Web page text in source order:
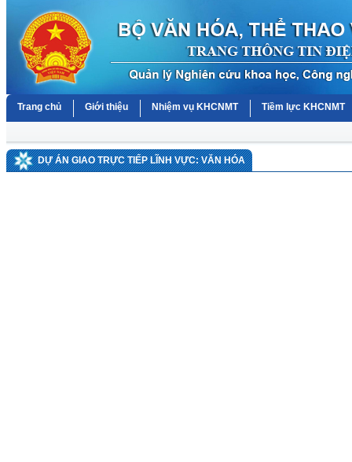
Trang chủ Giới thiệu Nhiệm vụ KHCNMT Tiềm lực KHCNMT
DỰ ÁN GIAO TRỰC TIẾP LĨNH VỰC: VĂN HÓA